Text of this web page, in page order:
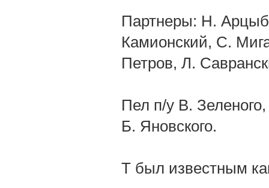
Партнеры: Н.
Камионский, С.
Петров, Л.
Пел п/у В.
Б. Яновского.
Т был известным